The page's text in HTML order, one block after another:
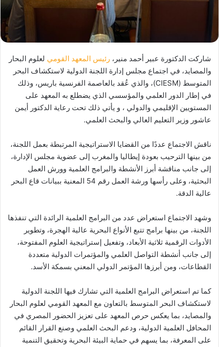
شاركت الدكتورة عبير أحمد منير، رئيس المعهد القومي لعلوم البحار
والمصايد، في اجتماع مجلس إدارة اللجنة الدولية لاستكشاف البحر
المتوسط (CIESM)، والذي عُقد بالعاصمة الفرنسية باريس، وذلك
في إطار الدور العلمي والمؤسسي الذي يضطلع به المعهد على
المستويين الإقليمي والدولي ، و يأتي ذلك تحت رعاية الدكتور أيمن
عاشور وزير التعليم العالي والبحث العلمي.
ناقش الاجتماع عددًا من القضايا الاستراتيجية المرتبطة بعمل اللجنة،
من بينها الترحيب بعودة إيطاليا والمغرب إلى عضوية مجلس الإدارة،
إلى جانب مناقشة أبرز الأنشطة والبرامج العلمية وورش العمل
البحثية، وعلى رأسها ورشة العمل رقم 54 المعنية ببيانات قاع البحر
عالية الدقة.
وشهد الاجتماع استعراض عدد من البرامج العلمية الرائدة التي تنفذها
اللجنة، من بينها برامج تتبع الأنواع البحرية عالية الهجرة، وتطوير
الأدوات الرقمية ثلاثية الأبعاد، وتفعيل إستراتيجية العلوم المفتوحة،
إلى جانب أنشطة التواصل العلمي والمؤتمرات الدولية متعددة
القطاعات، ومن أبرزها المؤتمر الدولي المعني بسمكة الأسد.
كما تم استعراض البرامج العلمية التي تشارك فيها اللجنة الدولية
لاستكشاف البحر المتوسط بالتعاون مع المعهد القومي لعلوم البحار
والمصايد، بما يعكس حرص المعهد على تعزيز الحضور المصري في
المحافل العلمية الدولية، ودعم البحث العلمي وصنع القرار القائم
على المعرفة، بما يسهم في حماية البيئة البحرية وتحقيق التنمية